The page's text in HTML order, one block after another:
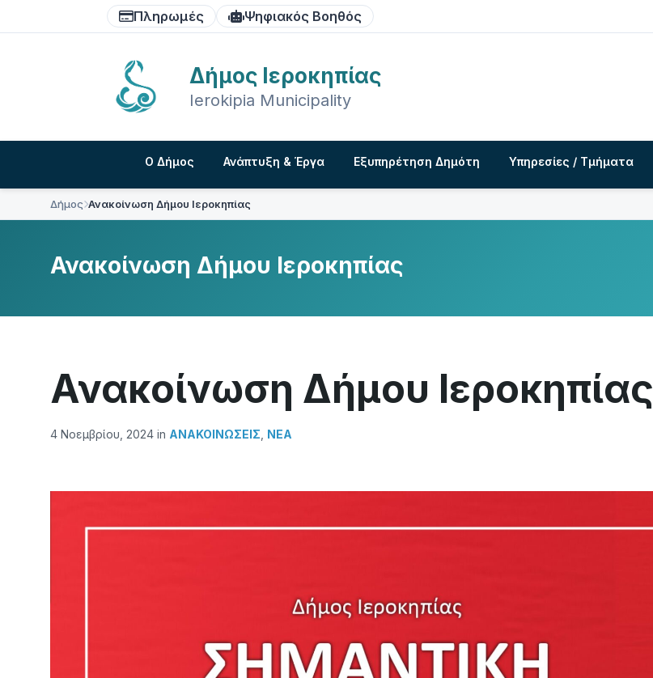
content
main
footer
Πληρωμές Ψηφιακός Βοηθός
Δήμος Ιεροκηπίας
Ierokipia Municipality
Ο Δήμος Ανάπτυξη & Έργα Εξυπηρέτηση Δημότη Υπηρεσίες / Τμήματα
Δήμος Ανακοίνωση Δήμου Ιεροκηπίας
Ανακοίνωση Δήμου Ιεροκηπίας
Ανακοίνωση Δήμου Ιεροκηπίας
4 Νοεμβρίου, 2024 in ΑΝΑΚΟΙΝΏΣΕΙΣ ΝΕΑ